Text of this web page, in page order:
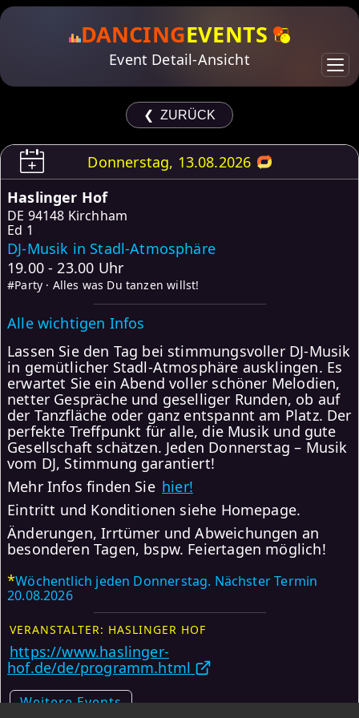
DANCINGEVENTS
Event Detail-Ansicht
❮ ZURÜCK
Donnerstag, 13.08.2026
Haslinger Hof
DE 94148 Kirchham
Ed 1
DJ-Musik in Stadl-Atmosphäre
19.00 - 23.00 Uhr
#Party · Alles was Du tanzen willst!
Alle wichtigen Infos
Lassen Sie den Tag bei stimmungsvoller DJ-Musik
in gemütlicher Stadl-Atmosphäre ausklingen. Es
erwartet Sie ein Abend voller schöner Melodien,
netter Gespräche und geselliger Runden, ob auf
der Tanzfläche oder ganz entspannt am Platz. Der
perfekte Treffpunkt für alle, die Musik und gute
Gesellschaft schätzen. Jeden Donnerstag – Musik
vom DJ, Stimmung garantiert!
Mehr Infos finden Sie hier!
Eintritt und Konditionen siehe Homepage.
Änderungen, Irrtümer und Abweichungen an
besonderen Tagen, bspw. Feiertagen möglich!
*Wöchentlich jeden Donnerstag. Nächster Termin
20.08.2026
VERANSTALTER: HASLINGER HOF
https://www.haslinger-
hof.de/de/programm.html
Weitere Events